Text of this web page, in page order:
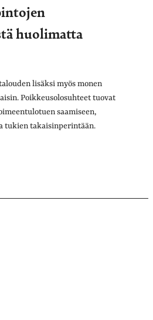
huolimatta
lisäksi myös monen
Poikkeusolosuhteet tuovat
saamiseen,
tukien takaisinperintään.